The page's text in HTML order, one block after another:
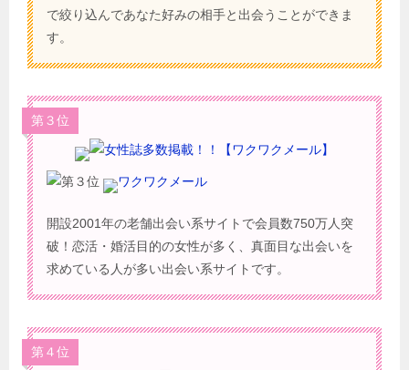
で絞り込んであなた好みの相手と出会うことができま
す。
第３位
ワクワクメール
開設2001年の老舗出会い系サイトで会員数750万人突
破！恋活・婚活目的の女性が多く、真面目な出会いを
求めている人が多い出会い系サイトです。
第４位